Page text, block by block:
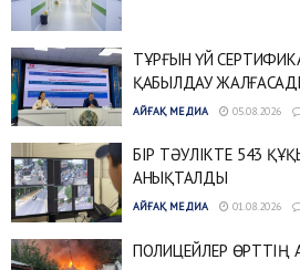
ТҰРҒЫН ҮЙ
ҚАБЫЛДАУ
АЙҒАҚ МЕДИА 05.08.2026
БІР ТӘУЛІКТЕ 543
АНЫҚТАЛДЫ
АЙҒАҚ МЕДИА 01.08.2026
ПОЛИЦЕЙЛЕР